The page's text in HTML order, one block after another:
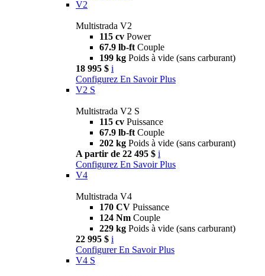
V2
Multistrada V2
115 cv Power
67.9 lb-ft Couple
199 kg Poids à vide (sans carburant)
18 995 $ i
Configurez En Savoir Plus
V2 S
Multistrada V2 S
115 cv Puissance
67.9 lb-ft Couple
202 kg Poids à vide (sans carburant)
A partir de 22 495 $ i
Configurez En Savoir Plus
V4
Multistrada V4
170 CV Puissance
124 Nm Couple
229 kg Poids à vide (sans carburant)
22 995 $ i
Configurer En Savoir Plus
V4 S